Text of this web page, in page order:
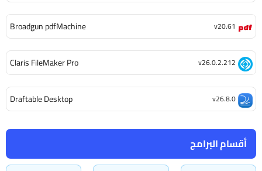
أقسام البرامج
Broadgun pdfMachine v20.61
Claris FileMaker Pro v26.0.2.212
Draftable Desktop v26.8.0